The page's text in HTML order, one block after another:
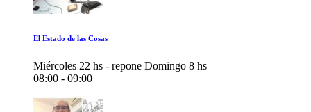
El Estado de las Cosas
Miércoles 22 hs - repone Domingo 8 hs
08:00 - 09:00